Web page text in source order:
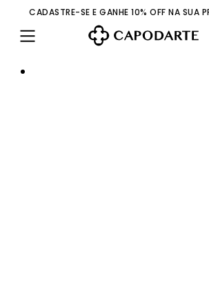
CADASTRE-SE E GANHE 10% OFF NA SUA